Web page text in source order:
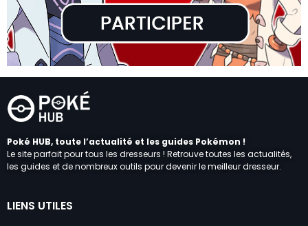
Poké HUB, toute l’actualité et les guides Pokémon !
Le site parfait pour tous les dresseurs ! Retrouve toutes les actualités,
les guides et de nombreux outils pour devenir le meilleur dresseur.
LIENS UTILES